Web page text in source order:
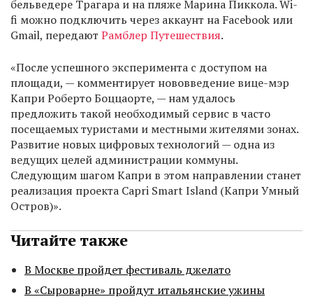
бельведере Трагара и на пляже Марина Пиккола. Wi-
fi можно подключить через аккаунт на Facebook или
Gmail, передают Рамблер Путешествия.
«После успешного эксперимента с доступом на
площади, — комментирует нововведение вице-мэр
Капри Роберто Боццаорте, — нам удалось
предложить такой необходимый сервис в часто
посещаемых туристами и местными жителями зонах.
Развитие новых цифровых технологий — одна из
ведущих целей администрации коммуны.
Следующим шагом Капри в этом направлении станет
реализация проекта Capri Smart Island (Капри Умный
Остров)».
Читайте также
В Москве пройдет фестиваль джелато
В «Сыроварне» пройдут итальянские ужины